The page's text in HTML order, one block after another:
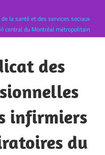
de la santé et des services sociaux
central du Montréal métropolitain
des
infirmiers
du